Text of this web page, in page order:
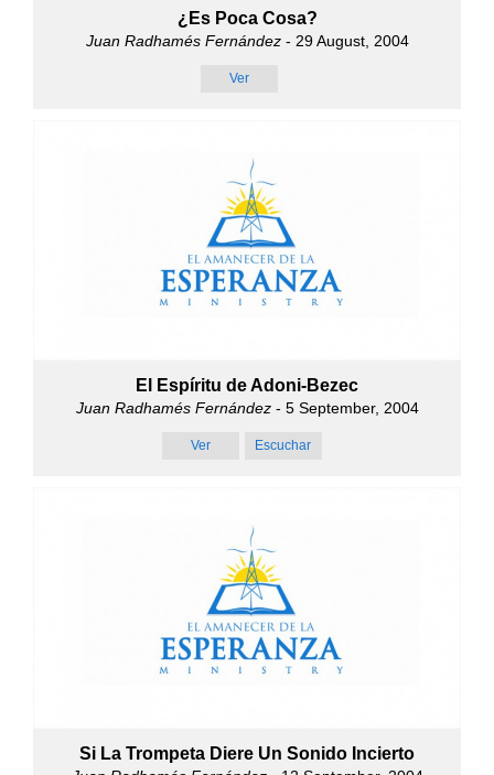
¿Es Poca Cosa?
Juan Radhamés Fernández- 29 August, 2004
Ver
El Espíritu de Adoni-Bezec
Juan Radhamés Fernández- 5 September, 2004
Ver Escuchar
Si La Trompeta Diere Un Sonido Incierto